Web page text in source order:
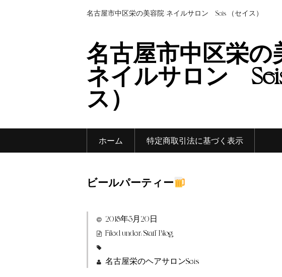
名古屋市中区栄の美容院/ネイルサロン Seis （セイス）
名古屋市中区栄の
ネイルサロン
ス）
ホーム 特定商取引法に基づく表示
ビールパーティー
2018年5月20日
Filed under: Staff Blog
名古屋栄のヘアサロンSeis